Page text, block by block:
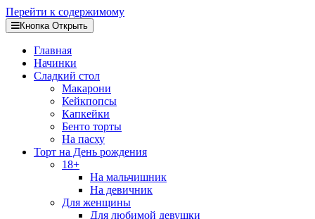
Перейти к содержимому
Кнопка Открыть
Главная
Начинки
Сладкий стол
Макарони
Кейкпопсы
Капкейки
Бенто торты
На пасху
Торт на День рождения
18+
На мальчишник
На девичник
Для женщины
Для любимой девушки